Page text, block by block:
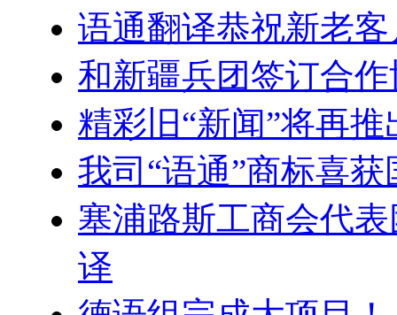
语通翻译恭祝新老
和新疆兵团签订合
精彩旧“新闻”将再推
我司“语通”商标喜
塞浦路斯工商会代
译